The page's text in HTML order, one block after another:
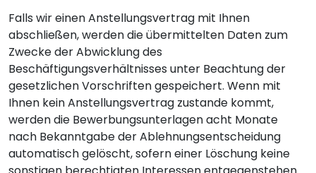
Falls wir einen Anstellungsvertrag mit Ihnen
abschließen, werden die übermittelten Daten zum
Zwecke der Abwicklung des
Beschäftigungsverhältnisses unter Beachtung der
gesetzlichen Vorschriften gespeichert. Wenn mit
Ihnen kein Anstellungsvertrag zustande kommt,
werden die Bewerbungsunterlagen acht Monate
nach Bekanntgabe der Ablehnungsentscheidung
automatisch gelöscht, sofern einer Löschung keine